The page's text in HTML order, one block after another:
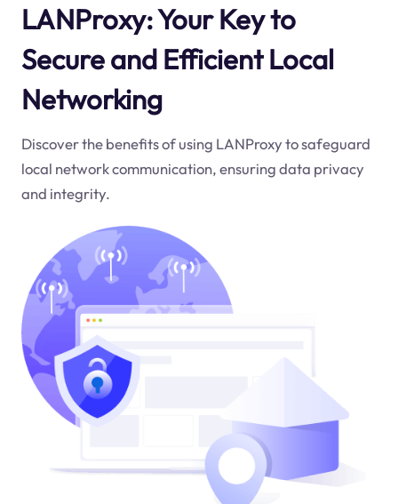
LANProxy: Your Key to
Secure and Efficient Local
Networking
Discover the benefits of using LANProxy to safeguard
local network communication, ensuring data privacy
and integrity.